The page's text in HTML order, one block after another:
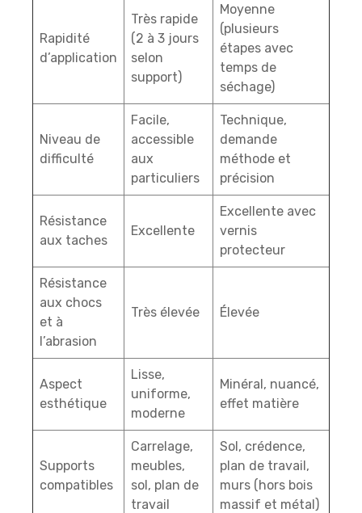
Rapidité
d’application
Très rapide
(2 à 3 jours
selon
support)
Moyenne
(plusieurs
étapes avec
temps de
séchage)
Niveau de
difficulté
Facile,
accessible
aux
particuliers
Technique,
demande
méthode et
précision
Résistance
aux taches
Excellente
Excellente avec
vernis
protecteur
Résistance
aux chocs
et à
l’abrasion
Très élevée Élevée
Aspect
esthétique
Lisse,
uniforme,
moderne
Minéral, nuancé,
effet matière
Supports
compatibles
Carrelage,
meubles,
sol, plan de
travail
Sol, crédence,
plan de travail,
murs (hors bois
massif et métal)